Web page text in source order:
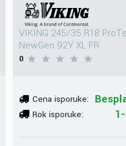
VIKING 245/35 R18
NewGen 92Y XL FR
0
Cena isporuke:
Rok isporuke: